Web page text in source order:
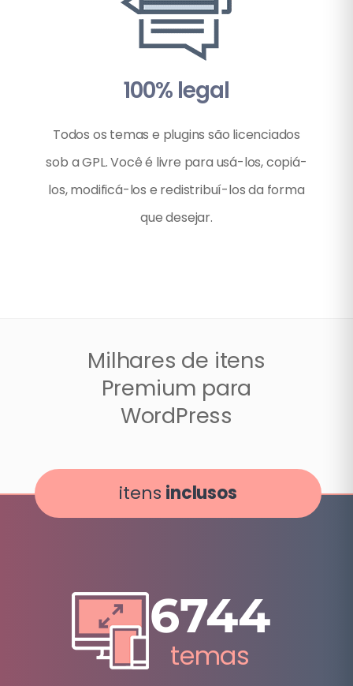
100% legal
Todos os temas e plugins são licenciados
sob a GPL. Você é livre para usá-los, copiá-
los, modificá-los e redistribuí-los da forma
que desejar.
Milhares de itens
Premium para
WordPress
itens inclusos
6744
temas